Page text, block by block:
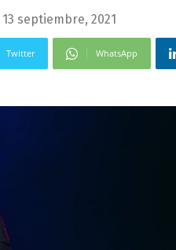
13 septiembre, 2021
Twitter WhatsApp